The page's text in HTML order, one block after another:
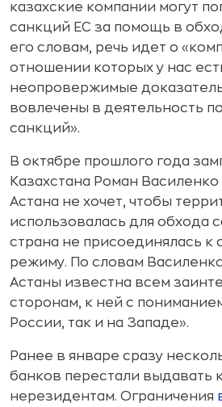
казахские компании могут
санкций ЕС за помощь в
его словам, речь идет о
отношении которых у нас
неопровержимые
вовлечены в деятельность
санкций».
В октябре прошлого года
Казахстана Роман Василенко
Астана не хочет, чтобы
использовалась для обхода
страна не присоединялась к
режиму. По словам
Астаны известна всем
сторонам, к ней с
России, так и на Западе».
Ранее в январе сразу
банков перестали выдавать
нерезидентам. Ограничения